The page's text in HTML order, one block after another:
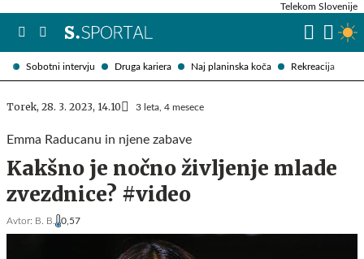
Sobotni intervju Druga kariera Naj planinska koča Rekreacija
Telekom Slovenije
Torek, 28. 3. 2023, 14.10 3 leta, 4 mesece
Emma Raducanu in njene zabave
Kakšno je nočno življenje mlade
zvezdnice? #video
Avtor: B. B. 0,57